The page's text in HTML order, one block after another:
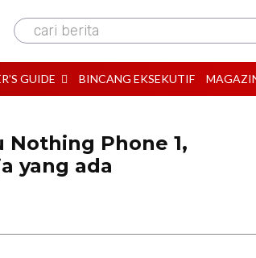
cari berita
GUIDE BINCANG EKSEKUTIF
Nothing Phone 1,
yang ada